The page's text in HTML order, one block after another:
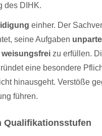
des DIHK.
einher. Der
seine Aufgaben
zu erfüllen.
eine besondere
hinausgeht. Verstöße
führen.
Qualifikationsstufen